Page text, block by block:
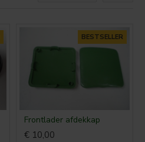
BESTSELLER
Frontlader afdekkap
€ 10,00